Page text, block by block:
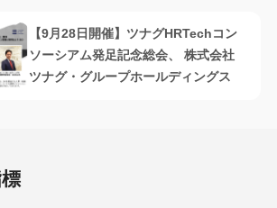
【9月28日開催】ツナグHRTechコン
ソーシアム発足記念総会、 株式会社
ツナグ・グループホールディングス